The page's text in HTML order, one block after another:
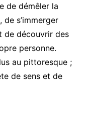
de démêler la
s’immerger
de découvrir des
personne.
au pittoresque ;
de sens et de